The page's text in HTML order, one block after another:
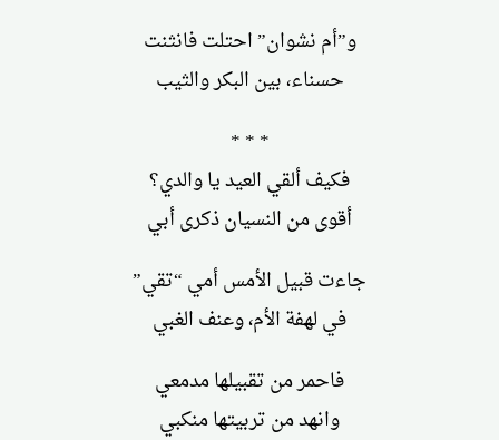
و”أم نشوان” احتلت فانثنت
حسناء، بين البكر والثيب
* * *
فكيف ألقي العيد يا والدي؟
أقوى من النسيان ذكرى أبي
جاءت قبيل الأمس أمي “تقي”
في لهفة الأم، وعنف الغبي
فاحمر من تقبيلها مدمعي
وانهد من تربيتها منكبي